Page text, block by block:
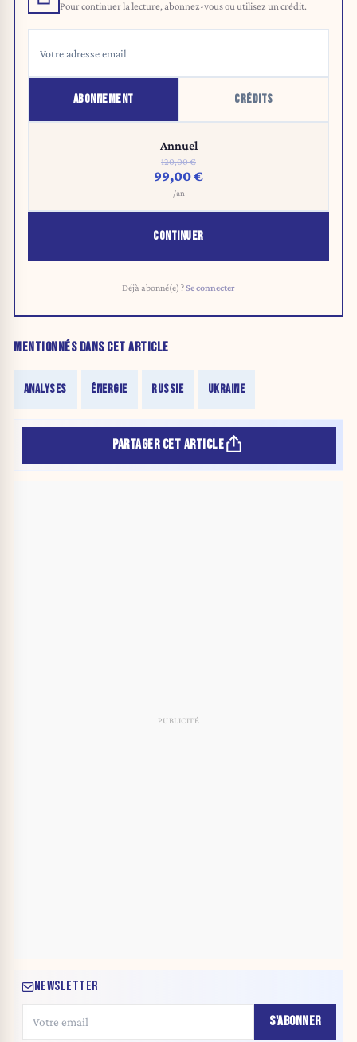
Pour continuer la lecture, abonnez-vous ou utilisez un crédit.
ABONNEMENT CRÉDITS
Annuel
120,00 €
99,00 €
/an
CONTINUER
Déjà abonné(e) ?Se connecter
MENTIONNÉS DANS CET ARTICLE
ANALYSES ÉNERGIE RUSSIE UKRAINE
PARTAGER CET ARTICLE
NEWSLETTER
S'ABONNER